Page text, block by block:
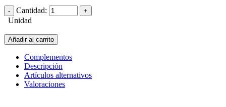
Cantidad:
Unidad
Añadir al carrito
Complementos
Descripción
Artículos alternativos
Valoraciones